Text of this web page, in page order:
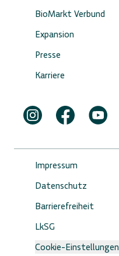
BioMarkt Verbund
Expansion
Presse
Karriere
Impressum
Datenschutz
Barrierefreiheit
LkSG
Cookie-Einstellungen